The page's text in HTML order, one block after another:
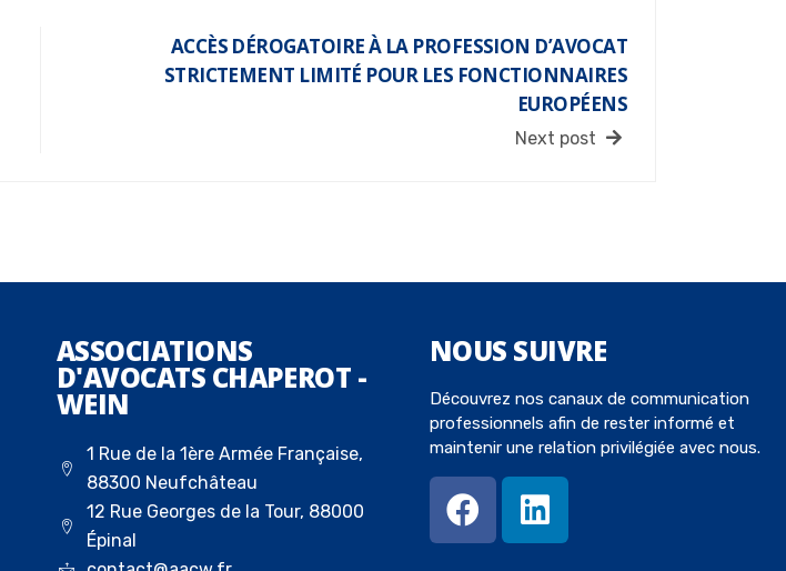
ACCÈS DÉROGATOIRE À LA PROFESSION D’AVOCAT
STRICTEMENT LIMITÉ POUR LES FONCTIONNAIRES
EUROPÉENS
Next post
ASSOCIATIONS
D'AVOCATS CHAPEROT -
WEIN
1 Rue de la 1ère Armée Française,
88300 Neufchâteau
12 Rue Georges de la Tour, 88000
Épinal
NOUS SUIVRE
Découvrez nos canaux de communication
professionnels afin de rester informé et
maintenir une relation privilégiée avec nous.